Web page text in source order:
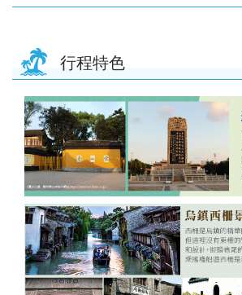
大阪
機加
酒
新潟
藏
樹冰
桃園
出
發．
山陰
山
陽．
四國
秘境
桃園
出
發．
北海
道．
破冰
船．
北海
台中
出
發．
北海
道．
楓紅
北
國．
出
發
京
神
立
黑
出
濟州
出
首爾
出
出
【獨家
【心動
【暑假
【
大峽
谷
桃園
出
發．
九寨
溝．
稻城
亞丁
桃園
出
發．
雲
南．
昆大
麗．
貴州
桃園
出
發．
張家
界．
重
慶．
長江
出
發
江
南
黃
山
桃園
出
發．
長灘
島．
海盜
船
桃園
出
發．
薄荷
島．
宿霧
高雄
出
發．
峴
港．
六人
小團
【知南
行易】
魅力雙
城－雪
梨+黃
金海岸
【知南
行易】
希爾頓
假期、
東澳全
覽９日
【知南
行易】
食在好
味
3.0、
東澳９
【
行
新
紐
１
～
法
國．
英國
奧捷
匈
波
蘭．
愛沙
尼
亞．
拉脫
維
亞．
【麗星
郵輪】
探索星
號～石
垣島海
上遊３
天２夜
（基隆
【麗星
郵輪】
探索星
號～那
霸、石
垣假期
４天３
夜（基
【歐亞
玩家】
地中海
郵輪假
期榮耀
號～宮
古島、
沖繩、
玩
詩
境
～
阿
加
【來去
金門】
戰地三
日遊
（台中
出發
） 華
信航空
【遨遊
台灣】
去馬祖
卡蹓、
暢遊
南、北
竿三日
( 台中
【樂遊
金門】
山后民
俗文化
村、建
功嶼、
痛風海
鮮餐三
大
金
門
分
太
山
華
行程特色